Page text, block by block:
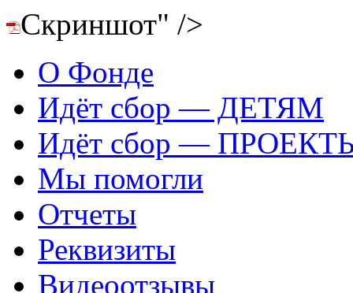
Скриншот" />
О Фонде
Идёт сбор — ДЕТЯМ
Идёт сбор —
Мы помогли
Отчеты
Реквизиты
Видеоотзывы